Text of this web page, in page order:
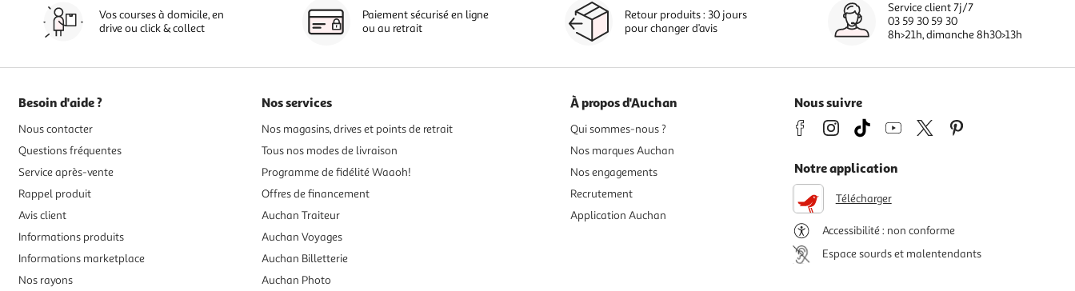
Vos courses à domicile, en
drive ou click & collect
Paiement sécurisé en ligne
ou au retrait
Retour produits : 30 jours
pour changer d’avis
Service client 7j/7
03 59 30 59 30
8h>21h, dimanche 8h30>13h
Besoin d'aide ?
Nous contacter
Questions fréquentes
Service après-vente
Rappel produit
Avis client
Informations produits
Informations marketplace
Nos rayons
Nos services
Nos magasins, drives et points de retrait
Tous nos modes de livraison
Programme de fidélité Waaoh!
Offres de financement
Auchan Traiteur
Auchan Voyages
Auchan Billetterie
Auchan Photo
À propos d'Auchan
Qui sommes-nous ?
Nos marques Auchan
Nos engagements
Recrutement
Application Auchan
Nous suivre
Notre application
Télécharger
Accessibilité : non conforme
Espace sourds et malentendants